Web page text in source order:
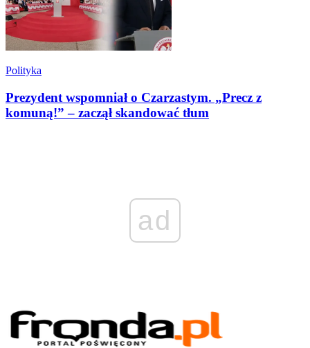
Polityka
Prezydent wspomniał o Czarzastym. „Precz z
komuną!” – zaczął skandować tłum
ad